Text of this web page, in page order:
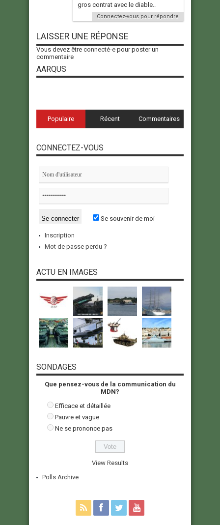
gros contrat avec le diable..
Connectez-vous pour répondre
LAISSER UNE RÉPONSE
Vous devez être connecté-e pour poster un
commentaire
AARQUS
Populaire Récent Commentaires
CONNECTEZ-VOUS
Se souvenir de moi
Inscription
Mot de passe perdu ?
ACTU EN IMAGES
SONDAGES
Que pensez-vous de la communication du
MDN?
Efficace et détaillée
Pauvre et vague
Ne se prononce pas
View Results
Polls Archive